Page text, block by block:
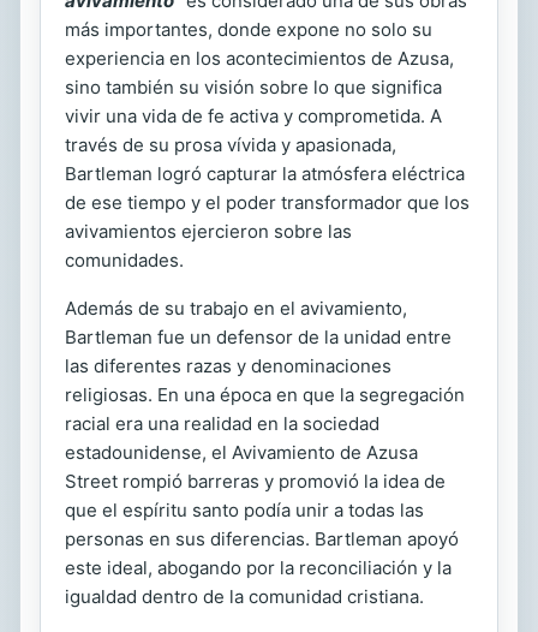
más importantes, donde expone no solo su
experiencia en los acontecimientos de Azusa,
sino también su visión sobre lo que significa
vivir una vida de fe activa y comprometida. A
través de su prosa vívida y apasionada,
Bartleman logró capturar la atmósfera eléctrica
de ese tiempo y el poder transformador que los
avivamientos ejercieron sobre las
comunidades.
Además de su trabajo en el avivamiento,
Bartleman fue un defensor de la unidad entre
las diferentes razas y denominaciones
religiosas. En una época en que la segregación
racial era una realidad en la sociedad
estadounidense, el Avivamiento de Azusa
Street rompió barreras y promovió la idea de
que el espíritu santo podía unir a todas las
personas en sus diferencias. Bartleman apoyó
este ideal, abogando por la reconciliación y la
igualdad dentro de la comunidad cristiana.